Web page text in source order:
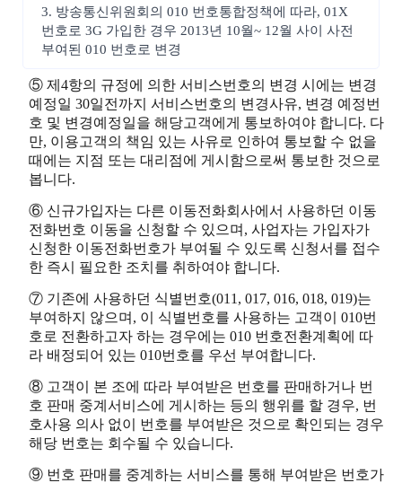
3. 방송통신위원회의 010 번호통합정책에 따라, 01X
번호로 3G 가입한 경우 2013년 10월~ 12월 사이 사전
부여된 010 번호로 변경
⑤ 제4항의 규정에 의한 서비스번호의 변경 시에는 변경
예정일 30일전까지 서비스번호의 변경사유, 변경 예정번
호 및 변경예정일을 해당고객에게 통보하여야 합니다. 다
만, 이용고객의 책임 있는 사유로 인하여 통보할 수 없을
때에는 지점 또는 대리점에 게시함으로써 통보한 것으로
봅니다.
⑥ 신규가입자는 다른 이동전화회사에서 사용하던 이동
전화번호 이동을 신청할 수 있으며, 사업자는 가입자가
신청한 이동전화번호가 부여될 수 있도록 신청서를 접수
한 즉시 필요한 조치를 취하여야 합니다.
⑦ 기존에 사용하던 식별번호(011, 017, 016, 018, 019)는
부여하지 않으며, 이 식별번호를 사용하는 고객이 010번
호로 전환하고자 하는 경우에는 010 번호전환계획에 따
라 배정되어 있는 010번호를 우선 부여합니다.
⑧ 고객이 본 조에 따라 부여받은 번호를 판매하거나 번
호 판매 중계서비스에 게시하는 등의 행위를 할 경우, 번
호사용 의사 없이 번호를 부여받은 것으로 확인되는 경우
해당 번호는 회수될 수 있습니다.
⑨ 번호 판매를 중계하는 서비스를 통해 부여받은 번호가